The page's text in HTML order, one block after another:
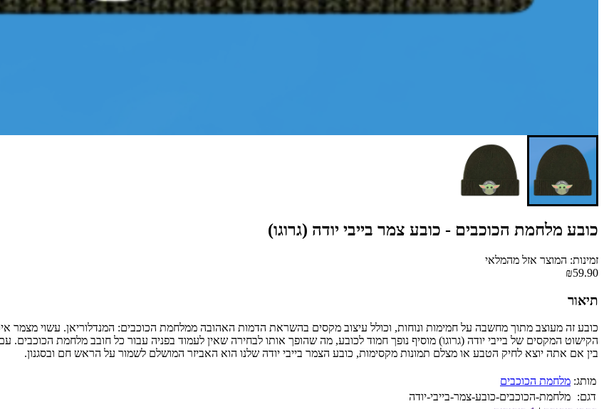
כובע מלחמת הכוכבים - כובע צמר בייבי יודה (גרוגו)
זמינות: המוצר אזל מהמלאי
₪59.90
תיאור
כובע זה מעוצב מתוך מחשבה על חמימות ונוחות, וכולל עיצוב מקסים בהשראת הדמות האהובה ממלחמת הכוכבים: המנדלוריאן. עשוי מצמר
הקישוט המקסים של בייבי יודה (גרוגו) מוסיף נופך חמוד לכובע, מה שהופך אותו לבחירה שאין לעמוד בפניה עבור כל חובב מלחמת
בין אם אתה יוצא לחיק הטבע או מצלם תמונות מקסימות, כובע הצמר בייבי יודה שלנו הוא האביזר המושלם לשמור על הראש חם ובסגנון.
מותג: מלחמת הכוכבים
דגם: מלחמת-הכוכבים-כובע-צמר-בייבי-יודה